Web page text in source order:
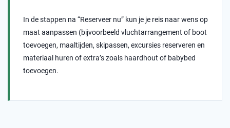
In de stappen na “Reserveer nu” kun je je reis naar wens op
maat aanpassen (bijvoorbeeld vluchtarrangement of boot
toevoegen, maaltijden, skipassen, excursies reserveren en
materiaal huren of extra’s zoals haardhout of babybed
toevoegen.